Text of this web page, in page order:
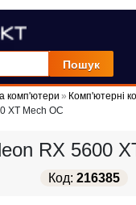
Пошук
комп'ютери Комп'ютерні
XT Mech OC
RX 5600
Код: 216385